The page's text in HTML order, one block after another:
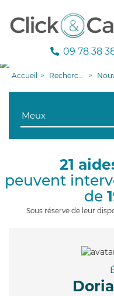
09 78 38
Accueil Recherche aide à domicile
21
peuvent
de
Sous réserve de leur